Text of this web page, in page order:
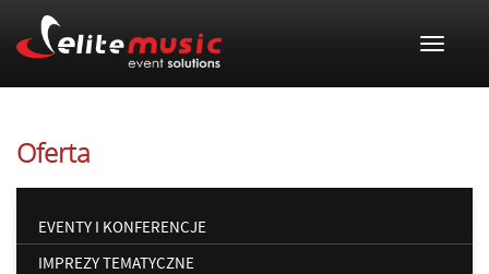
Oferta
EVENTY I KONFERENCJE
IMPREZY TEMATYCZNE